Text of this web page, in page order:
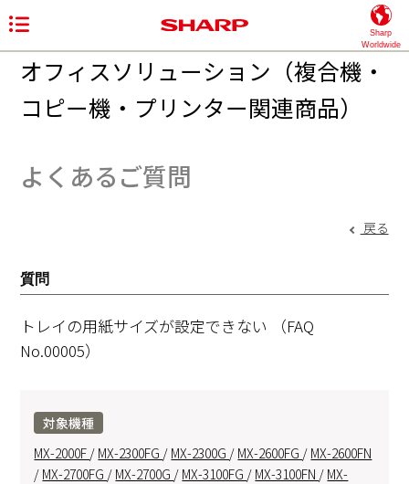
Sharp
Worldwide
オフィスソリューション（複合機・
コピー機・プリンター関連商品）
よくあるご質問
戻る
質問
トレイの用紙サイズが設定できない
（FAQ
No.00005）
対象機種
MX-2000F / MX-2300FG / MX-2300G / MX-2600FG / MX-2600FN
/ MX-2700FG / MX-2700G / MX-3100FG / MX-3100FN / MX-